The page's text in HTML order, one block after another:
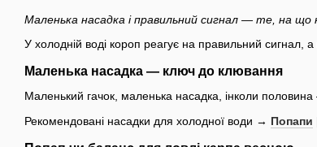
Маленька насадка і правильний сигнал — те, на що
У холодній воді короп реагує на правильний сигнал, а
Маленька насадка — ключ до клювання
Маленький гачок, маленька насадка, інколи
Рекомендовані насадки для холодної води → Попапи